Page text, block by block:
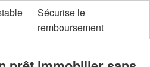
Sécurise le
remboursement